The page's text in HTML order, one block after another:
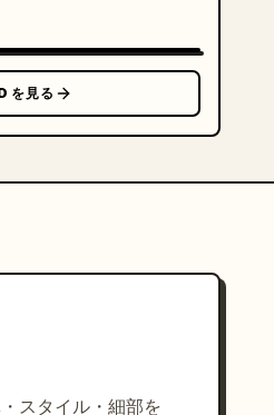
を見る
スタイル・細部を